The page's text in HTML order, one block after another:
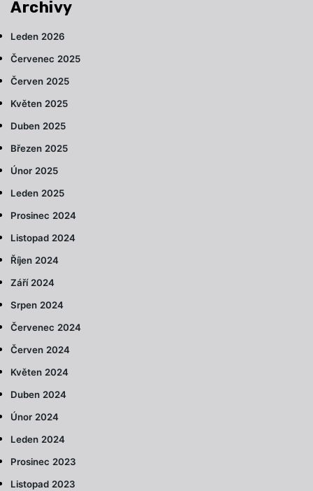
Archivy
Leden 2026
Červenec 2025
Červen 2025
Květen 2025
Duben 2025
Březen 2025
Únor 2025
Leden 2025
Prosinec 2024
Listopad 2024
Říjen 2024
Září 2024
Srpen 2024
Červenec 2024
Červen 2024
Květen 2024
Duben 2024
Únor 2024
Leden 2024
Prosinec 2023
Listopad 2023